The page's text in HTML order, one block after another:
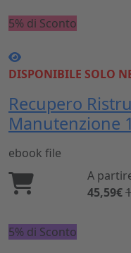
5% di Sconto
DISPONIBILE SOLO
Recupero
Manutenzione
ebook file
A
45,59€
5% di Sconto